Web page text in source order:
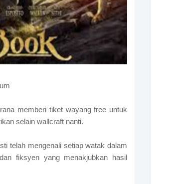
memberi tiket wayang free untuk
selain wallcraft nanti.
telah mengenali setiap watak dalam
fiksyen yang menakjubkan hasil